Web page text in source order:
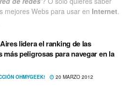
mejores Webs para usar en Internet.
lidera el ranking de las
más peligrosas para navegar en la
OHMYGEEK! 20 MARZO 2012